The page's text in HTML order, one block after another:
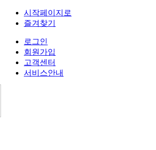
시작페이지로
즐겨찾기
로그인
회원가입
고객센터
서비스안내